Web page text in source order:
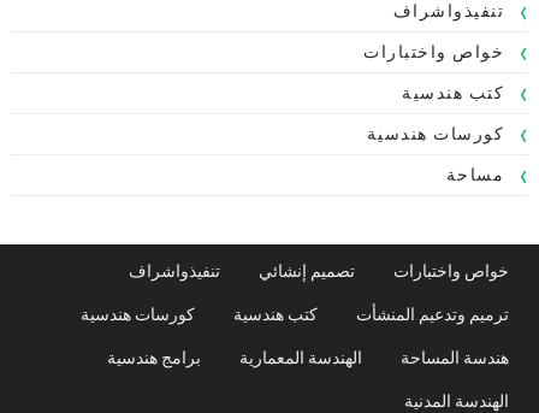
تنفيذواشراف
خواص واختبارات
كتب هندسية
كورسات هندسية
مساحة
خواص واختبارات تصميم إنشائي تنفيذواشراف
ترميم وتدعيم المنشأت كتب هندسية كورسات هندسية
هندسة المساحة الهندسة المعمارية برامج هندسية
الهندسة المدنية